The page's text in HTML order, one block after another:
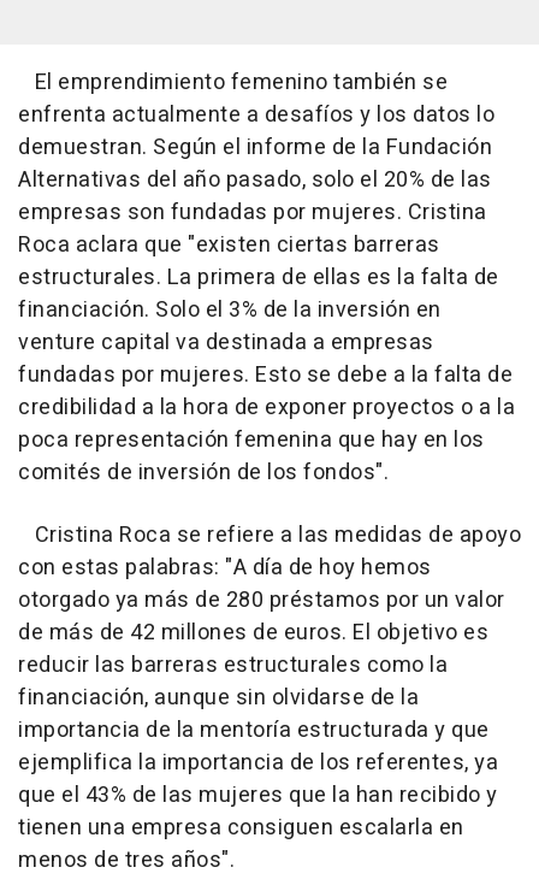
El emprendimiento femenino también se
enfrenta actualmente a desafíos y los datos lo
demuestran. Según el informe de la Fundación
Alternativas del año pasado, solo el 20% de las
empresas son fundadas por mujeres. Cristina
Roca aclara que "existen ciertas barreras
estructurales. La primera de ellas es la falta de
financiación. Solo el 3% de la inversión en
venture capital va destinada a empresas
fundadas por mujeres. Esto se debe a la falta de
credibilidad a la hora de exponer proyectos o a la
poca representación femenina que hay en los
comités de inversión de los fondos".
Cristina Roca se refiere a las medidas de apoyo
con estas palabras: "A día de hoy hemos
otorgado ya más de 280 préstamos por un valor
de más de 42 millones de euros. El objetivo es
reducir las barreras estructurales como la
financiación, aunque sin olvidarse de la
importancia de la mentoría estructurada y que
ejemplifica la importancia de los referentes, ya
que el 43% de las mujeres que la han recibido y
tienen una empresa consiguen escalarla en
menos de tres años".